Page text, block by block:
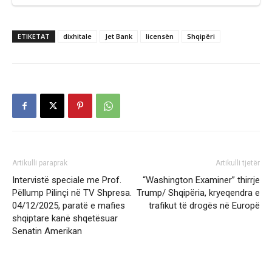
ETIKETAT dixhitale Jet Bank licensën Shqipëri
Artikulli paraprak
Intervistë speciale me Prof.
Pëllump Pilinçi në TV Shpresa.
04/12/2025, paratë e mafies
shqiptare kanë shqetësuar
Senatin Amerikan
Artikulli tjetër
“Washington Examiner” thirrje
Trump/ Shqipëria, kryeqendra e
trafikut të drogës në Europë